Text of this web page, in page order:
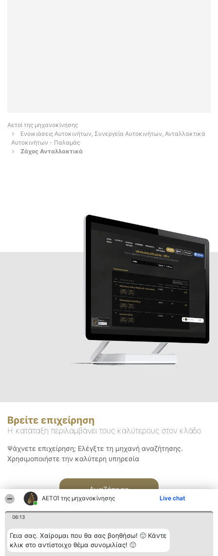
ΑΕΤΟΊ της μηχανοκίνησης Live chat
06:13
Γεια σας. Χαίρομαι που θα σας βοηθήσω! 🙂 Κάντε
κλικ στο αντίστοιχο θέμα συνομιλίας! 🙂
Αετοί της μηχανοκίνησης
Ενοικιάσεις Αυτοκινήτων, Συνεργεία Αυτοκινήτων, Ανταλλακτικά
Αυτοκινήτων - Παλαμάς
Ζάχος Ανταλλακτικά
Βρείτε επιχείρηση
Η κατάταξη περιλαμβάνει τους καλύτερους στον κλάδο
Ψάχνετε επιχείρηση; Ελέγξτε τη μηχανή αναζήτησης.
Χρησιμοποιήστε την καλύτερη υπηρεσία
Αναζήτηση